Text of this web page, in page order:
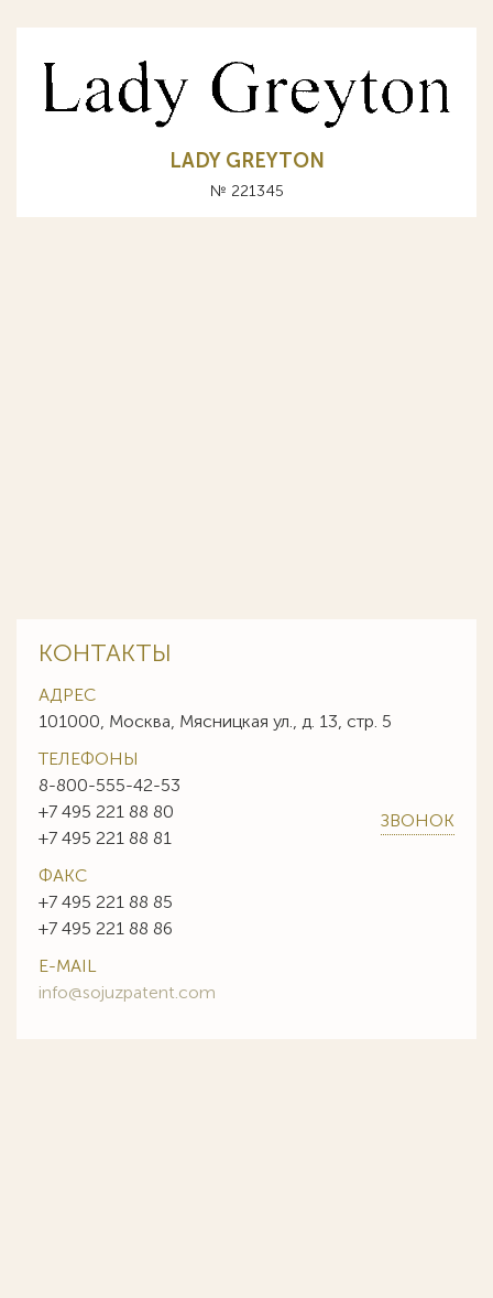
LADY GREYTON
№ 221345
КОНТАКТЫ
АДРЕС
101000, Москва, Мясницкая ул., д. 13, стр. 5
ТЕЛЕФОНЫ
8-800-555-42-53
+7 495 221 88 80
+7 495 221 88 81
ЗВОНОК
ФАКС
+7 495 221 88 85
+7 495 221 88 86
E-MAIL
info@sojuzpatent.com